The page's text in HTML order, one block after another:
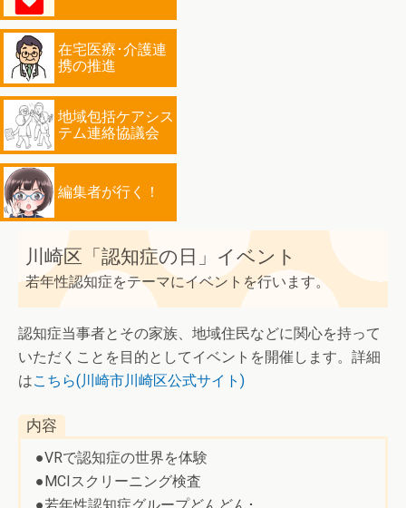
在宅医療･介護連
携の推進
地域包括ケアシス
テム連絡協議会
編集者が行く！
川崎区「認知症の日」イベント
若年性認知症をテーマにイベントを行います。
認知症当事者とその家族、地域住民などに関心を持って
いただくことを目的としてイベントを開催します。詳細
はこちら(川崎市川崎区公式サイト)
内容
●VRで認知症の世界を体験
●MCIスクリーニング検査